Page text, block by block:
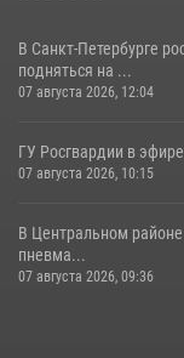
В Санкт-Петербурге
подняться на ...
07 августа 2026, 12:04
ГУ Росгвардии в
07 августа 2026, 10:15
В Центральном
пневма...
07 августа 2026, 09:36